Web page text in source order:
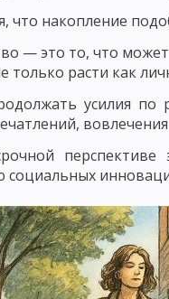
РАБОТЫ,
РАБОТА УЧАЩИХСЯ
СИТУАЦИИ
МЕТОД
В ОБУЧЕНИИ
ОБУЧЕНИЯ
И СТРУКТУРА
что накопление
— это то, что
только расти как
усилия по
социальных